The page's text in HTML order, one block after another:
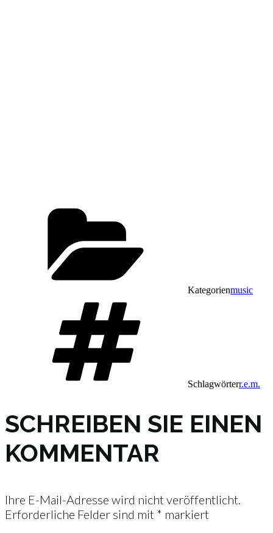
Kategorienmusic
Schlagwörterr.e.m.
SCHREIBEN SIE EINEN
KOMMENTAR
Ihre E-Mail-Adresse wird nicht veröffentlicht.
Erforderliche Felder sind mit * markiert